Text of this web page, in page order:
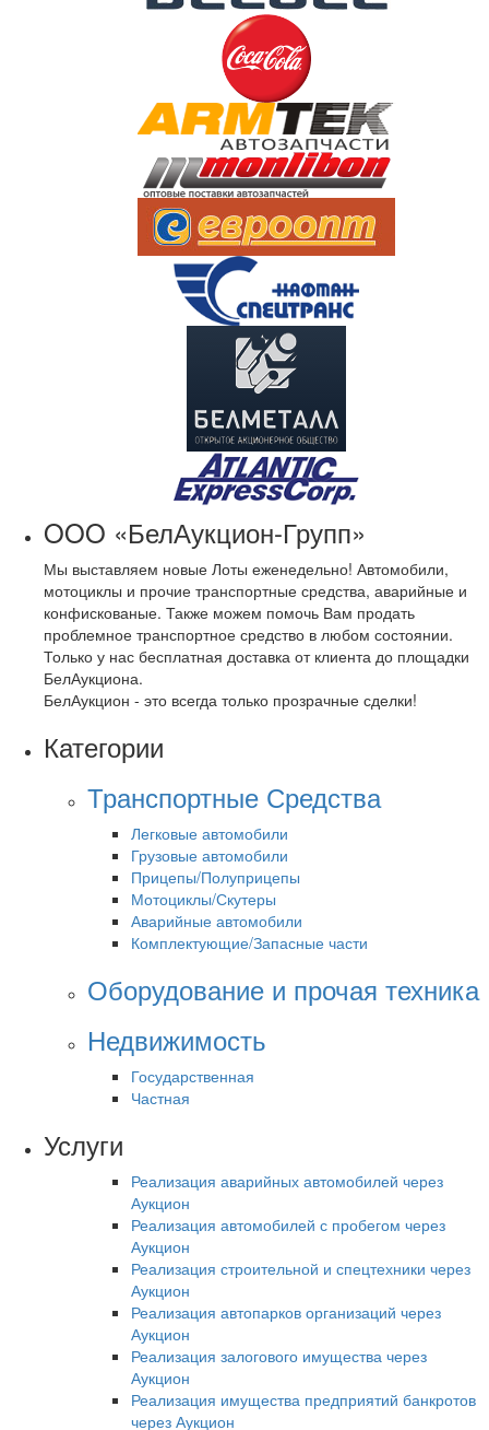
OOO «БелАукцион-Групп»
Мы выставляем новые Лоты еженедельно! Автомобили,
мотоциклы и прочие транспортные средства, аварийные и
конфискованые. Также можем помочь Вам продать
проблемное транспортное средство в любом состоянии.
Только у нас бесплатная доставка от клиента до площадки
БелАукциона.
БелАукцион - это всегда только прозрачные сделки!
Категории
Транспортные Средства
Легковые автомобили
Грузовые автомобили
Прицепы/Полуприцепы
Мотоциклы/Скутеры
Аварийные автомобили
Комплектующие/Запасные части
Оборудование и прочая техника
Недвижимость
Государственная
Частная
Услуги
Реализация аварийных автомобилей через
Аукцион
Реализация автомобилей с пробегом через
Аукцион
Реализация строительной и спецтехники через
Аукцион
Реализация автопарков организаций через
Аукцион
Реализация залогового имущества через
Аукцион
Реализация имущества предприятий банкротов
через Аукцион